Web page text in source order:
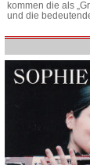
kommen die als
und die